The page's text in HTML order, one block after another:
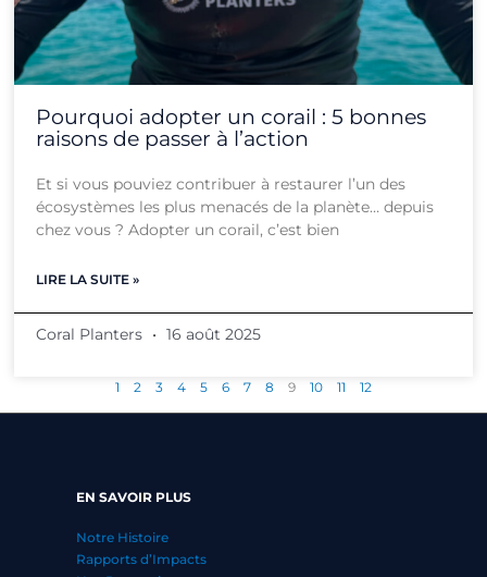
Pourquoi adopter un corail : 5 bonnes
raisons de passer à l’action
Et si vous pouviez contribuer à restaurer l’un des
écosystèmes les plus menacés de la planète… depuis
chez vous ? Adopter un corail, c’est bien
LIRE LA SUITE »
Coral Planters 16 août 2025
1 2 3 4 5 6 7 8 9 10 11 12
EN SAVOIR PLUS
Notre Histoire
Rapports d’Impacts